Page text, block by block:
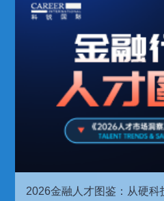
2026金融人才图鉴：从硬